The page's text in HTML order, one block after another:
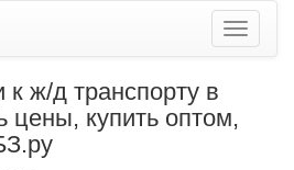
к ж/д транспорту в
цены, купить оптом,